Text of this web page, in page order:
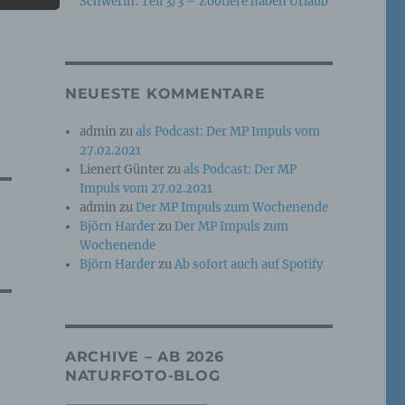
NEUESTE KOMMENTARE
admin zuals Podcast: Der MP Impuls vom
27.02.2021
Lienert Günterzuals Podcast: Der MP
Impuls vom 27.02.2021
admin zuDer MP Impuls zum Wochenende
Björn HarderzuDer MP Impuls zum
Wochenende
Björn HarderzuAb sofort auch auf Spotify
ARCHIVE – AB 2026
NATURFOTO-BLOG